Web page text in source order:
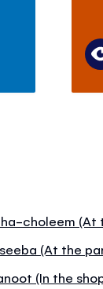
choleem (At
(At the
(In the